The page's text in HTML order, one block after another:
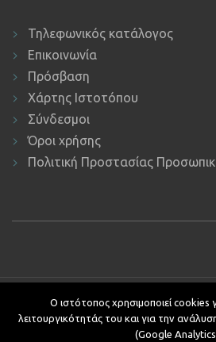
Τηλεφωνικός κατάλογος
Επικοινωνία
Πρόσβαση
Χάρτης Ιστοτόπου
Σύνδεσμοι
Όροι χρήσης
Πολιτική Προστασίας
Copyright © 2019 ΕΚΔΔΑ.
Εφαρμογών
Κείμενα - Επιμέλεια: Αυτοτελές Τμήμα
Ο ιστότοπος χρησιμοποιεί cookies
λειτουργικότητάς του και για την
(Google